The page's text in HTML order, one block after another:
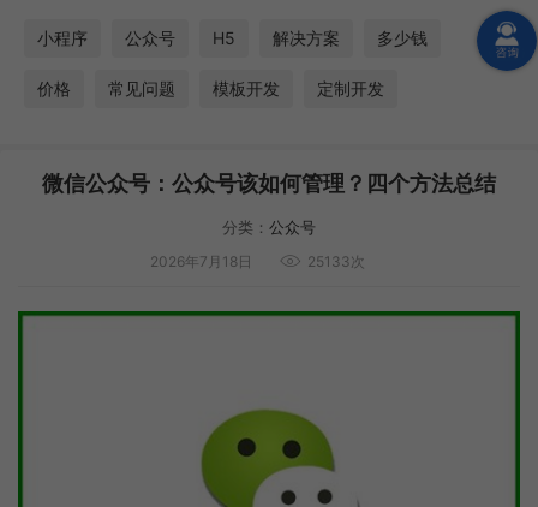
小程序 公众号 H5 解决方案 多少钱
价格 常见问题 模板开发 定制开发
微信公众号：公众号该如何管理？四个方法总结
分类： 公众号
2026年7月18日 25133次